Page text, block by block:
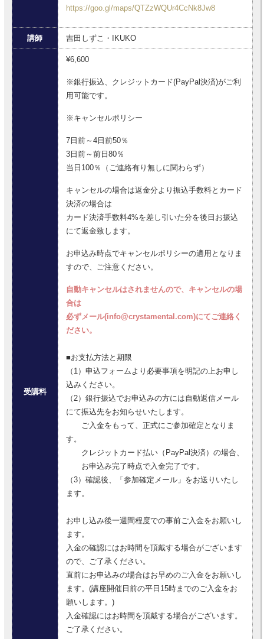
https://goo.gl/maps/QTZzWQUr4CcNk8Jw8
講師 吉田しずこ・IKUKO
受講料
¥6,600
※銀行振込、クレジットカード(PayPal決済)がご利
用可能です。
※キャンセルポリシー
7日前～4日前50％
3日前～前日80％
当日100％（ご連絡有り無しに関わらず）
キャンセルの場合は返金分より振込手数料とカード
決済の場合は
カード決済手数料4%を差し引いた分を後日お振込
にて返金致します。
お申込み時点でキャンセルポリシーの適用となりま
すので、ご注意ください。
自動キャンセルはされませんので、キャンセルの場
合は
必ずメール(info@crystamental.com)にてご連絡く
ださい。
■お支払方法と期限
（1）申込フォームより必要事項を明記の上お申し
込みください。
（2）銀行振込でお申込みの方には自動返信メール
にて振込先をお知らせいたします。
ご入金をもって、正式にご参加確定となりま
す。
クレジットカード払い（PayPal決済）の場合、
お申込み完了時点で入金完了です。
（3）確認後、「参加確定メール」をお送りいたし
ます。
お申し込み後一週間程度での事前ご入金をお願いし
ます。
入金の確認にはお時間を頂戴する場合がございます
ので、ご了承ください。
直前にお申込みの場合はお早めのご入金をお願いし
ます。(講座開催日前の平日15時までのご入金をお
願いします。)
入金確認にはお時間を頂戴する場合がございます。
ご了承ください。